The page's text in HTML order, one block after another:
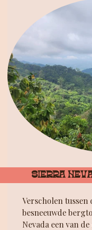
SIERRA
Verscholen tussen
besneeuwde
Nevada een van